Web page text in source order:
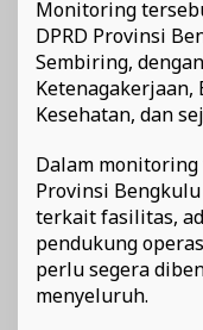
Monitoring
DPRD Provinsi
Sembiring,
Ketenagakerjaan,
Kesehatan, dan
Dalam monitoring
Provinsi
terkait fasilitas,
pendukung
perlu segera
menyeluruh.